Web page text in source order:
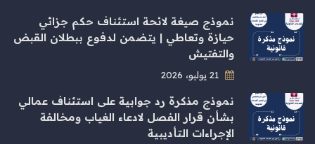
نموذج صيغة لائحة استئناف حكم جزائي
حيازة وتعاطي | يتضمن لدفوع ببطلان القبض
والتفتيش
نموذج مذكرة رد جوابية على استئناف عمالي
بشأن قرار الفصل لادعاء الغياب ومخالفة
الإجراءات التأديبية